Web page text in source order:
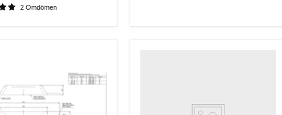
2 Omdömen